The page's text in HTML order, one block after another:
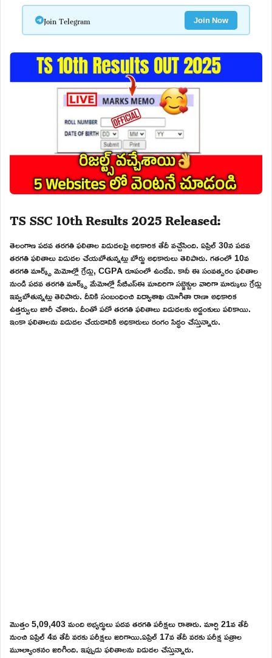
Join Telegram Join Now
TS SSC 10th Results 2025 Released:
తెలంగాణ పదవ తరగతి ఫలితాల విడుదలపై అధికారిక తేదీ వచ్చేసింది. ఏప్రిల్ 30న పదవ
తరగతి ఫలితాలు విడుదల చేయబోతున్నట్లు బోర్డు అధికారులు తెలిపారు. గతంలో 10వ
తరగతి మార్క్స్ మెమోల్లో గ్రేడ్లు, CGPA రూపంలో ఉండేవి. కానీ ఈ సంవత్సరం ఫలితాల
నుండి పదవ తరగతి మార్క్స్ మేమోల్లో సీబీఎస్ఈ మాదిరిగా సబ్జెక్టుల వారిగా మార్కులు గ్రేడ్లు
ఇవ్వబోతున్నట్లు తెలిపారు. దీనికి సంబంధించి విద్యాశాఖ యోగితా రాణా అధికారిక
ఉత్తర్వులు జారీ చేశారు. దీంతో పదో తరగతి ఫలితాలు విడుదలకు అడ్డంకులు పలికాయి.
ఇంకా ఫలితాలను విడుదల చేయడానికి అధికారులు రంగం సిద్ధం చేస్తున్నారు.
మొత్తం 5,09,403 మంది అభ్యర్థులు పదవ తరగతి పరీక్షలు రాశారు. మార్చి 21వ తేదీ
నుంచి ఏప్రిల్ 4వ తేదీ వరకు పరీక్షలు జరిగాయి.ఏప్రిల్ 17వ తేదీ వరకు పరీక్ష పత్రాల
మూల్యాంకనం జరిగింది. ఇప్పుడు ఫలితాలను విడుదల చేస్తున్నారు.